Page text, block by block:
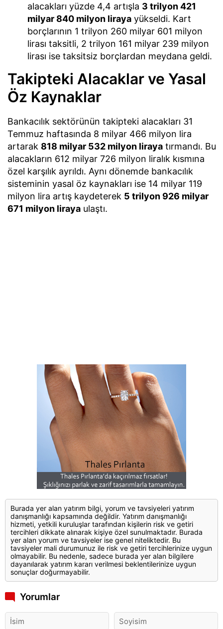
alacakları yüzde 4,4 artışla 3 trilyon 421
milyar 840 milyon liraya yükseldi. Kart
borçlarının 1 trilyon 260 milyar 601 milyon
lirası taksitli, 2 trilyon 161 milyar 239 milyon
lirası ise taksitsiz borçlardan meydana geldi.
Takipteki Alacaklar ve Yasal
Öz Kaynaklar
Bankacılık sektörünün takipteki alacakları 31
Temmuz haftasında 8 milyar 466 milyon lira
artarak 818 milyar 532 milyon liraya tırmandı. Bu
alacakların 612 milyar 726 milyon liralık kısmına
özel karşılık ayrıldı. Aynı dönemde bankacılık
sisteminin yasal öz kaynakları ise 14 milyar 119
milyon lira artış kaydeterek 5 trilyon 926 milyar
671 milyon liraya ulaştı.
Burada yer alan yatırım bilgi, yorum ve tavsiyeleri yatırım
danışmanlığı kapsamında değildir. Yatırım danışmanlığı
hizmeti, yetkili kuruluşlar tarafından kişilerin risk ve getiri
tercihleri dikkate alınarak kişiye özel sunulmaktadır. Burada
yer alan yorum ve tavsiyeler ise genel niteliktedir. Bu
tavsiyeler mali durumunuz ile risk ve getiri tercihlerinize uygun
olmayabilir. Bu nedenle, sadece burada yer alan bilgilere
dayanılarak yatırım kararı verilmesi beklentilerinize uygun
sonuçlar doğurmayabilir.
Yorumlar